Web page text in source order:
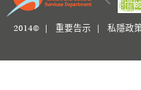
2014© | 重要告示 私隱政